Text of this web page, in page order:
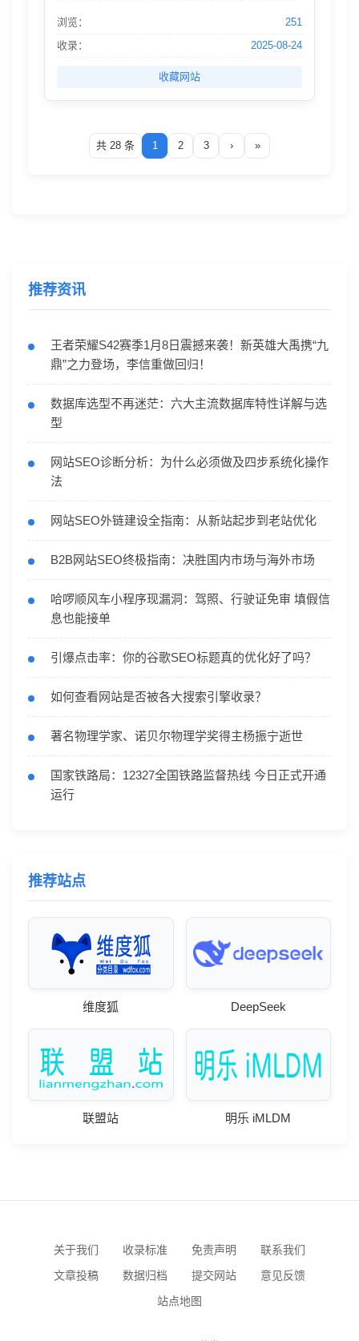
Wink PC版是桌面端AI视频编辑工具，打造“AI+视
频剪辑=修一帧，用全局”的全新创作体验，服务
浏览：
251
收录：
2025-08-24
收藏网站
共 28 条 1 2 3 › »
推荐资讯
王者荣耀S42赛季1月8日震撼来袭！新英雄大禹携“九
鼎”之力登场，李信重做回归！
数据库选型不再迷茫：六大主流数据库特性详解与选
型
网站SEO诊断分析：为什么必须做及四步系统化操作
法
网站SEO外链建设全指南：从新站起步到老站优化
B2B网站SEO终极指南：决胜国内市场与海外市场
哈啰顺风车小程序现漏洞：驾照、行驶证免审 填假信
息也能接单
引爆点击率：你的谷歌SEO标题真的优化好了吗？
如何查看网站是否被各大搜索引擎收录？
著名物理学家、诺贝尔物理学奖得主杨振宁逝世
国家铁路局：12327全国铁路监督热线 今日正式开通
运行
推荐站点
维度狐 DeepSeek
联盟站 明乐 iMLDM
关于我们 收录标准 免责声明
联系我们
文章投稿
数据归档 提交网站
意见反馈
站点地图